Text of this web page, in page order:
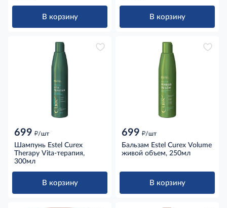
В корзину В корзину
699 д/шт
Шампунь Estel Curex
Therapy Vita-терапия,
300мл
В корзину
699 д/шт
Бальзам Estel Curex Volume
живой объем, 250мл
В корзину